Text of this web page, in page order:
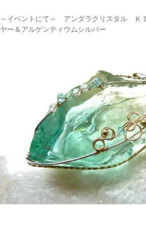
～イベントにて～ アンダラクリスタル Ｋ
ヤー＆アルゲンティウムシルバー